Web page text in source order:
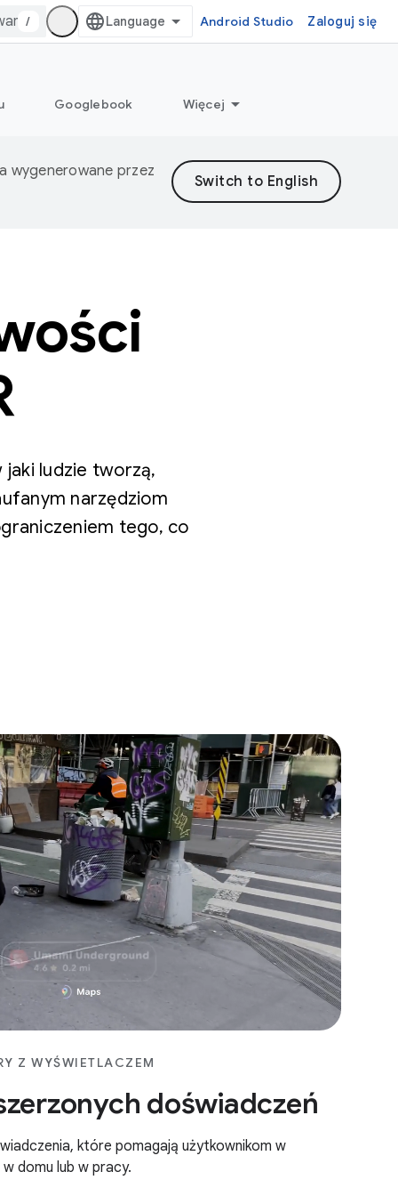
/ Android Studio Zaloguj się
Googlebook Więcej
wygenerowane przez
ludzie tworzą,
narzędziom
tego, co
Z WYŚWIETLACZEM
doświadczeń
które pomagają użytkownikom w
domu lub w pracy.